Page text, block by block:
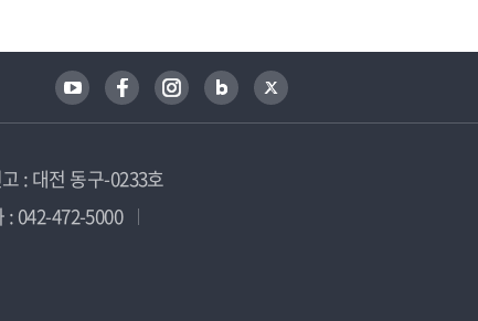
: 대전 동구-0233호
: 042-472-5000